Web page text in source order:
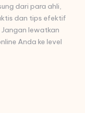
dari para ahli,
dan tips efektif
Jangan lewatkan
Anda ke level